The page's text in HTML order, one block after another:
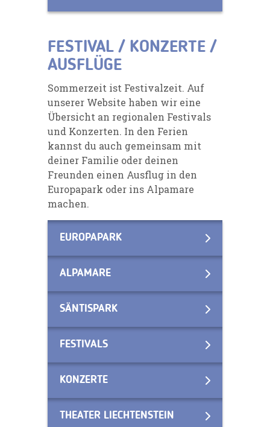
FESTIVAL / KONZERTE /
AUSFLÜGE
Sommerzeit ist Festivalzeit. Auf
unserer Website haben wir eine
Übersicht an regionalen Festivals
und Konzerten. In den Ferien
kannst du auch gemeinsam mit
deiner Familie oder deinen
Freunden einen Ausflug in den
Europapark oder ins Alpamare
machen.
EUROPAPARK
ALPAMARE
SÄNTISPARK
FESTIVALS
KONZERTE
THEATER LIECHTENSTEIN